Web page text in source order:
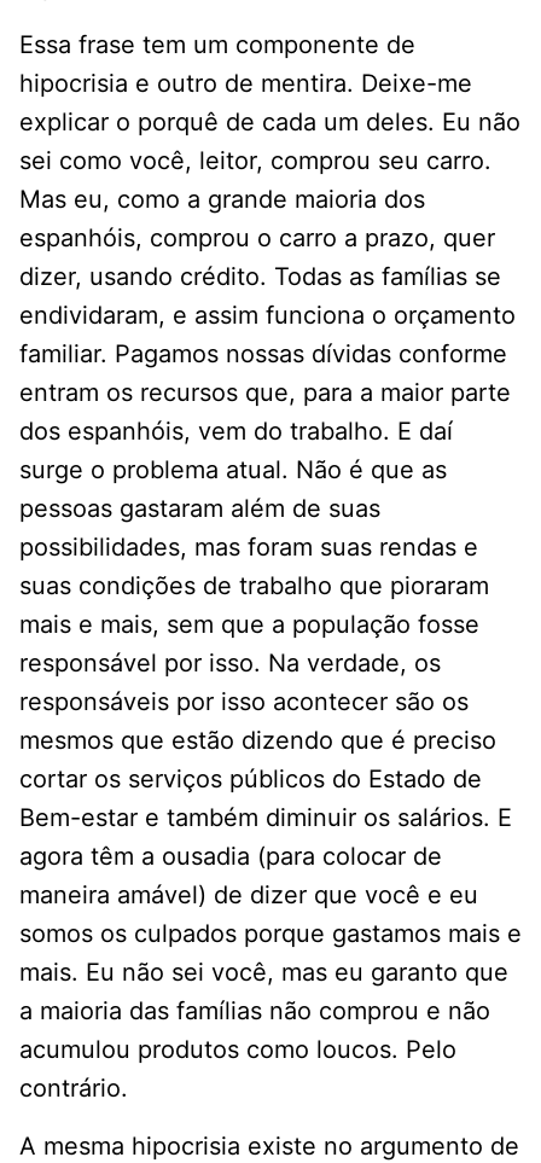
Essa frase tem um componente de
hipocrisia e outro de mentira. Deixe-me
explicar o porquê de cada um deles. Eu não
sei como você, leitor, comprou seu carro.
Mas eu, como a grande maioria dos
espanhóis, comprou o carro a prazo, quer
dizer, usando crédito. Todas as famílias se
endividaram, e assim funciona o orçamento
familiar. Pagamos nossas dívidas conforme
entram os recursos que, para a maior parte
dos espanhóis, vem do trabalho. E daí
surge o problema atual. Não é que as
pessoas gastaram além de suas
possibilidades, mas foram suas rendas e
suas condições de trabalho que pioraram
mais e mais, sem que a população fosse
responsável por isso. Na verdade, os
responsáveis por isso acontecer são os
mesmos que estão dizendo que é preciso
cortar os serviços públicos do Estado de
Bem-estar e também diminuir os salários. E
agora têm a ousadia (para colocar de
maneira amável) de dizer que você e eu
somos os culpados porque gastamos mais e
mais. Eu não sei você, mas eu garanto que
a maioria das famílias não comprou e não
acumulou produtos como loucos. Pelo
contrário.
A mesma hipocrisia existe no argumento de